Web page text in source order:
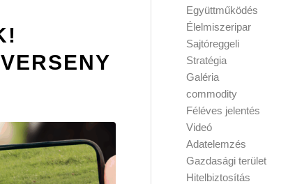
Együttműködés
Élelmiszeripar
Sajtóreggeli
Stratégia
Galéria
commodity
Féléves jelentés
Videó
Adatelemzés
Gazdasági terület
Hitelbiztosítás